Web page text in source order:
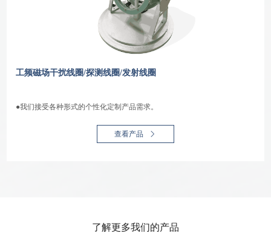
工频磁场干扰线圈/探测线圈/发射线圈
●我们接受各种形式的个性化定制产品需求。
查看产品
了解更多我们的产品